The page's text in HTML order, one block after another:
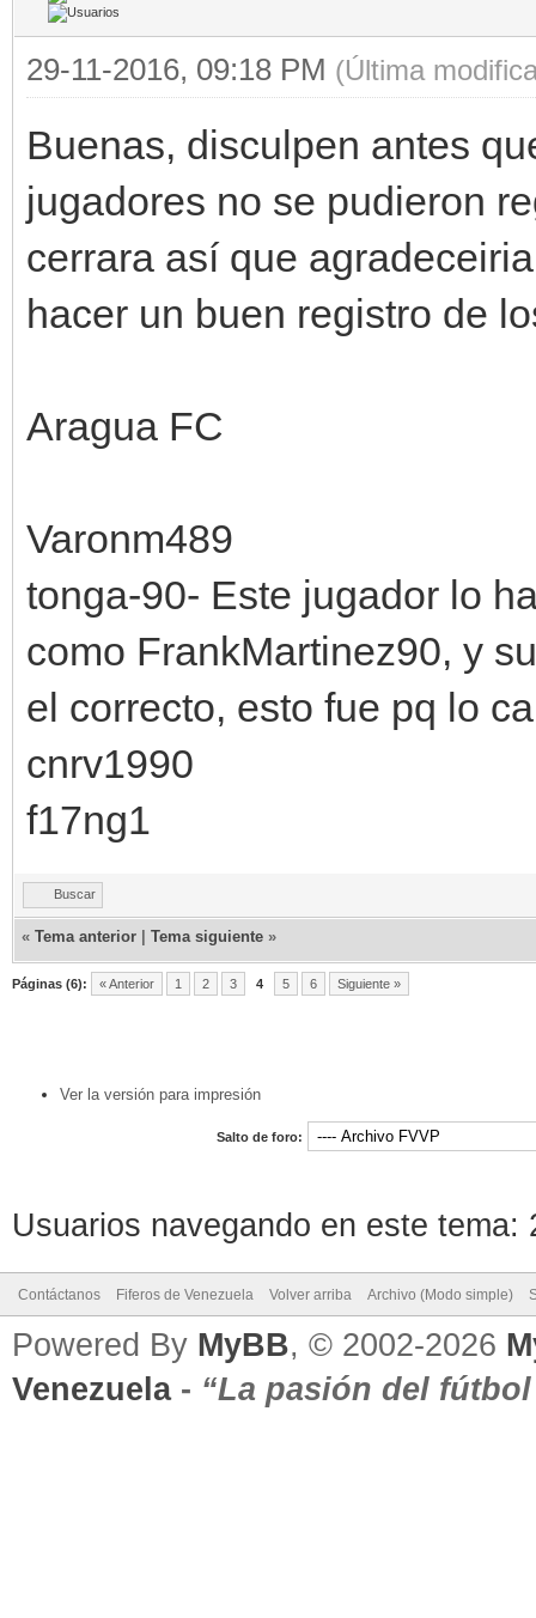
29-11-2016, 09:18 PM (Última
Buenas, disculpen antes
jugadores no se pudieron
cerrara así que
hacer un buen registro de
Aragua FC
Varonm489
tonga-90- Este jugador lo
como FrankMartinez90, y
el correcto, esto fue pq lo
cnrv1990
f17ng1
Buscar
« Tema anterior Tema siguiente »
Páginas (6): « Anterior 1 2 3 4 5 6 Siguiente »
Ver la versión para impresión
Salto de foro:
Usuarios navegando en este tema:
Contáctanos Fiferos de Venezuela Volver arriba Archivo (Modo simple)
Powered By MyBB, © 2002-2026
Venezuela- “La pasión del